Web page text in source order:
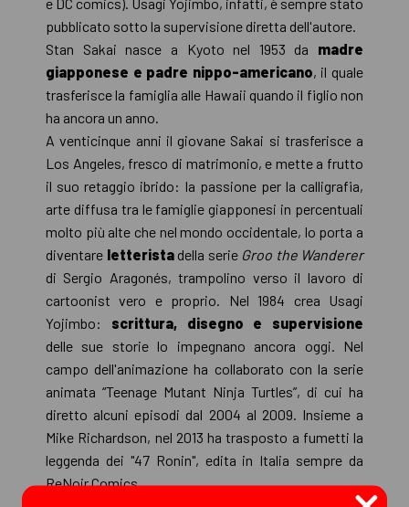
pubblicato sotto la supervisione diretta dell'autore.
Stan Sakai nasce a Kyoto nel 1953 da madre
giapponese e padre nippo-americano, il quale
trasferisce la famiglia alle Hawaii quando il figlio non
ha ancora un anno.
A venticinque anni il giovane Sakai si trasferisce a
Los Angeles, fresco di matrimonio, e mette a frutto
il suo retaggio ibrido: la passione per la calligrafia,
arte diffusa tra le famiglie giapponesi in percentuali
molto più alte che nel mondo occidentale, lo porta a
diventare letteristadella serie Groo the Wanderer
di Sergio Aragonés, trampolino verso il lavoro di
cartoonist vero e proprio. Nel 1984 crea Usagi
Yojimbo: scrittura, disegno e supervisione
delle sue storie lo impegnano ancora oggi. Nel
campo dell'animazione ha collaborato con la serie
animata “Teenage Mutant Ninja Turtles”, di cui ha
diretto alcuni episodi dal 2004 al 2009. Insieme a
Mike Richardson, nel 2013 ha trasposto a fumetti la
leggenda dei "47 Ronin", edita in Italia sempre da
ReNoir Comics.